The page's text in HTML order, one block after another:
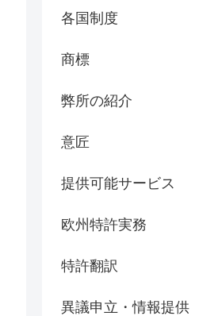
各国制度
商標
弊所の紹介
意匠
提供可能サービス
欧州特許実務
特許翻訳
異議申立・情報提供